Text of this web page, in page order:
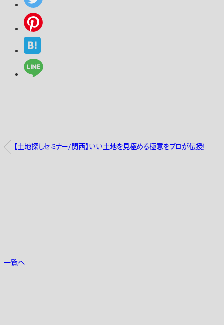
【土地探しセミナー/関西】いい土地を見極める極意をプロが伝授！
一覧へ